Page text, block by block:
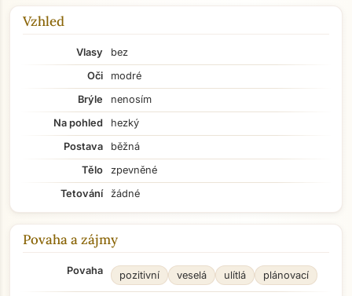
Vzhled
Vlasy
bez
Oči
modré
Brýle
nenosím
Na pohled
hezký
Postava
běžná
Tělo
zpevněné
Tetování
žádné
Povaha a zájmy
Povaha pozitivní veselá ulítlá plánovací